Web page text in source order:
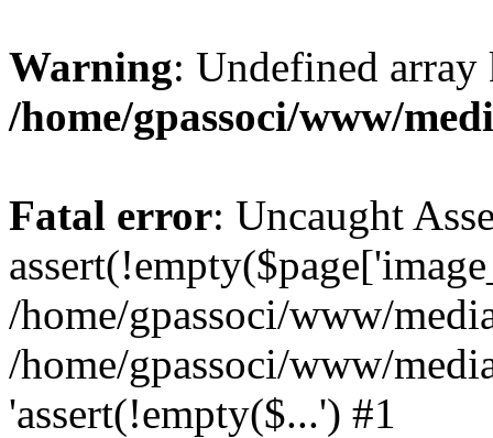
Warning: Undefined
/home/gpassoci/www/
Fatal error: Uncaught
/home/gpassoci/www/
/home/gpassoci/www/
'assert(!empty($...') #1